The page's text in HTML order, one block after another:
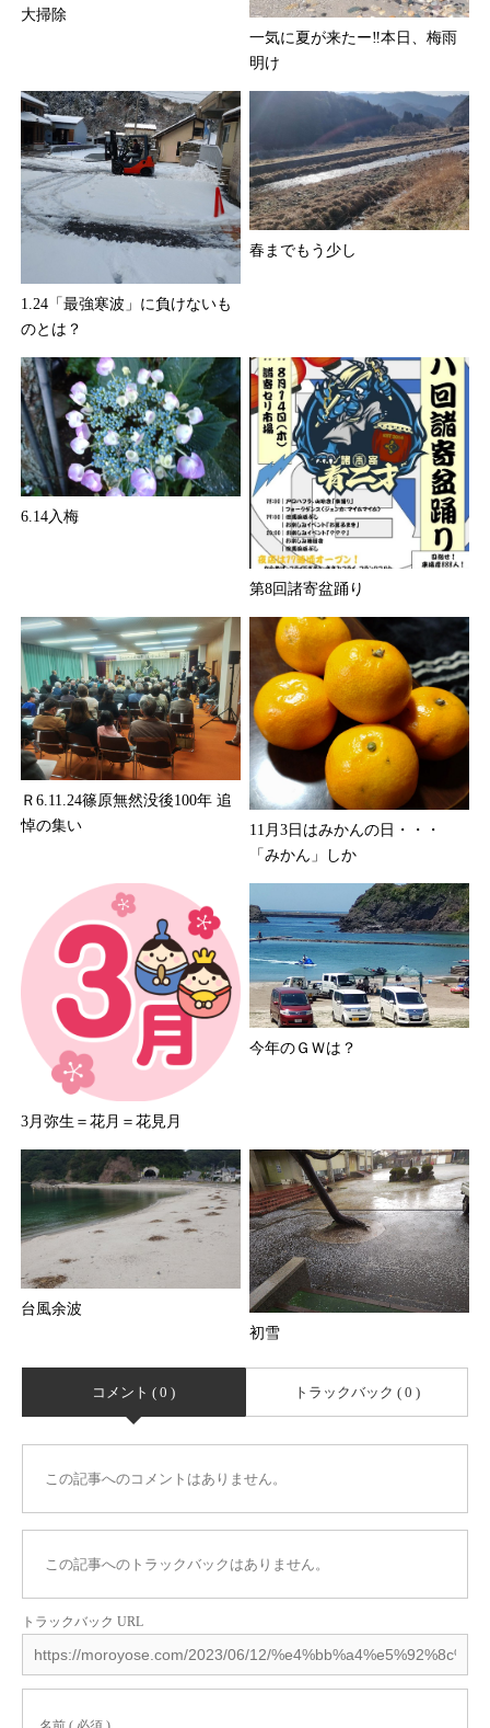
大掃除
一気に夏が来たー‼本日、梅雨
明け
1.24「最強寒波」に負けないも
のとは？
春までもう少し
6.14入梅
第8回諸寄盆踊り
Ｒ6.11.24篠原無然没後100年 追
悼の集い
11月3日はみかんの日・・・
「みかん」しか
3月弥生＝花月＝花見月
今年のＧＷは？
台風余波
初雪
コメント ( 0 ) トラックバック ( 0 )
この記事へのコメントはありません。
この記事へのトラックバックはありません。
トラックバック URL